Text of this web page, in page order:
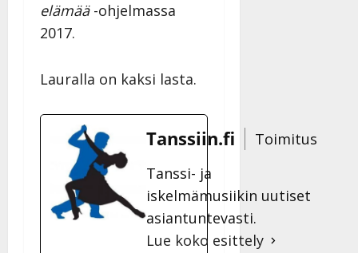
elämää-ohjelmassa
2017.
Lauralla on kaksi lasta.
Tanssiin.fi
Toimitus
Tanssi- ja
iskelmämusiikin uutiset
asiantuntevasti.
Lue koko esittely